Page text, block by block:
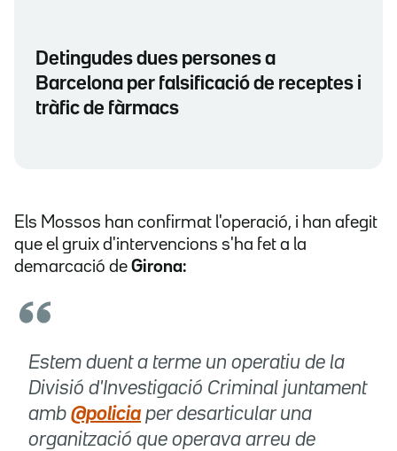
Detingudes dues persones a
Barcelona per falsificació de receptes i
tràfic de fàrmacs
Els Mossos han confirmat l'operació, i han afegit
que el gruix d'intervencions s'ha fet a la
demarcació de Girona:
Estem duent a terme un operatiu de la
Divisió d'Investigació Criminal juntament
amb @policia per desarticular una
organització que operava arreu de